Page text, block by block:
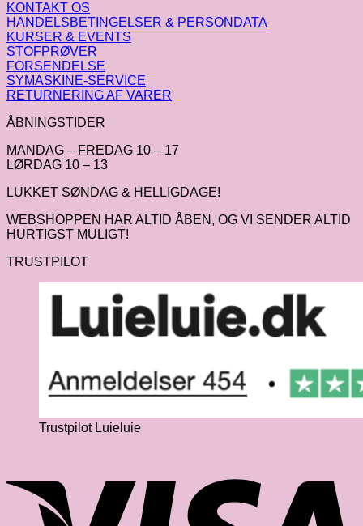
KONTAKT OS
HANDELSBETINGELSER & PERSONDATA
KURSER & EVENTS
STOFPRØVER
FORSENDELSE
SYMASKINE-SERVICE
RETURNERING AF VARER
ÅBNINGSTIDER
MANDAG – FREDAG 10 – 17
LØRDAG 10 – 13
LUKKET SØNDAG & HELLIGDAGE!
WEBSHOPPEN HAR ALTID ÅBEN, OG VI SENDER ALTID
HURTIGST MULIGT!
TRUSTPILOT
Trustpilot Luieluie